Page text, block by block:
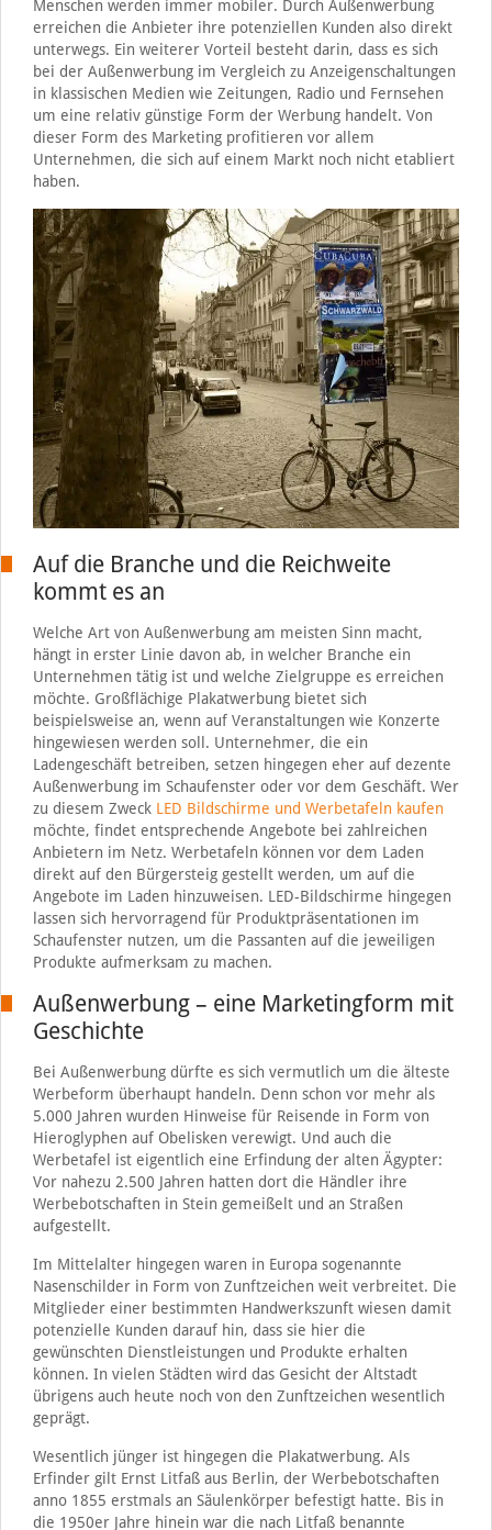
Menschen werden immer mobiler. Durch Außenwerbung
erreichen die Anbieter ihre potenziellen Kunden also direkt
unterwegs. Ein weiterer Vorteil besteht darin, dass es sich
bei der Außenwerbung im Vergleich zu Anzeigenschaltungen
in klassischen Medien wie Zeitungen, Radio und Fernsehen
um eine relativ günstige Form der Werbung handelt. Von
dieser Form des Marketing profitieren vor allem
Unternehmen, die sich auf einem Markt noch nicht etabliert
haben.
Auf die Branche und die Reichweite
kommt es an
Welche Art von Außenwerbung am meisten Sinn macht,
hängt in erster Linie davon ab, in welcher Branche ein
Unternehmen tätig ist und welche Zielgruppe es erreichen
möchte. Großflächige Plakatwerbung bietet sich
beispielsweise an, wenn auf Veranstaltungen wie Konzerte
hingewiesen werden soll. Unternehmer, die ein
Ladengeschäft betreiben, setzen hingegen eher auf dezente
Außenwerbung im Schaufenster oder vor dem Geschäft. Wer
zu diesem Zweck LED Bildschirme und Werbetafeln kaufen
möchte, findet entsprechende Angebote bei zahlreichen
Anbietern im Netz. Werbetafeln können vor dem Laden
direkt auf den Bürgersteig gestellt werden, um auf die
Angebote im Laden hinzuweisen. LED-Bildschirme hingegen
lassen sich hervorragend für Produktpräsentationen im
Schaufenster nutzen, um die Passanten auf die jeweiligen
Produkte aufmerksam zu machen.
Außenwerbung – eine Marketingform mit
Geschichte
Bei Außenwerbung dürfte es sich vermutlich um die älteste
Werbeform überhaupt handeln. Denn schon vor mehr als
5.000 Jahren wurden Hinweise für Reisende in Form von
Hieroglyphen auf Obelisken verewigt. Und auch die
Werbetafel ist eigentlich eine Erfindung der alten Ägypter:
Vor nahezu 2.500 Jahren hatten dort die Händler ihre
Werbebotschaften in Stein gemeißelt und an Straßen
aufgestellt.
Im Mittelalter hingegen waren in Europa sogenannte
Nasenschilder in Form von Zunftzeichen weit verbreitet. Die
Mitglieder einer bestimmten Handwerkszunft wiesen damit
potenzielle Kunden darauf hin, dass sie hier die
gewünschten Dienstleistungen und Produkte erhalten
können. In vielen Städten wird das Gesicht der Altstadt
übrigens auch heute noch von den Zunftzeichen wesentlich
geprägt.
Wesentlich jünger ist hingegen die Plakatwerbung. Als
Erfinder gilt Ernst Litfaß aus Berlin, der Werbebotschaften
anno 1855 erstmals an Säulenkörper befestigt hatte. Bis in
die 1950er Jahre hinein war die nach Litfaß benannte